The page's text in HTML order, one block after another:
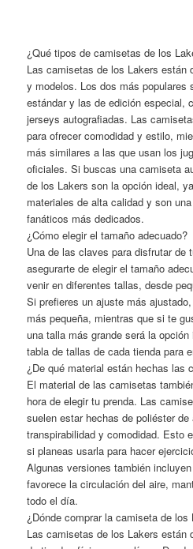
¿Qué tipos de camisetas de los
Las camisetas de los Lakers están
y modelos. Los dos más populares
estándar y las de edición especial,
jerseys autografiadas. Las
para ofrecer comodidad y estilo,
más similares a las que usan los
oficiales. Si buscas una camiseta
de los Lakers son la opción ideal,
materiales de alta calidad y son
fanáticos más dedicados.
¿Cómo elegir el tamaño adecuado?
Una de las claves para disfrutar de
asegurarte de elegir el tamaño
venir en diferentes tallas, desde
Si prefieres un ajuste más
más pequeña, mientras que si te
una talla más grande será la
tabla de tallas de cada tienda para
¿De qué material están hechas las
El material de las camisetas
hora de elegir tu prenda. Las
suelen estar hechas de poliéster
transpirabilidad y comodidad. Esto
si planeas usarla para hacer
Algunas versiones también
favorece la circulación del aire,
todo el día.
¿Dónde comprar la camiseta de los
Las camisetas de los Lakers están